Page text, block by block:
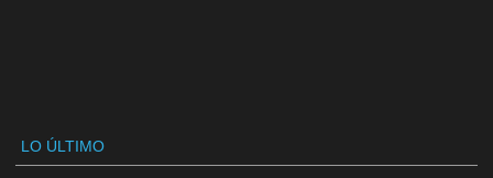
LO ÚLTIMO